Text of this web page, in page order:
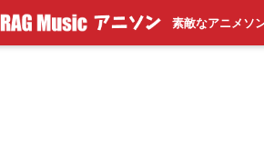
素敵なアニメソ